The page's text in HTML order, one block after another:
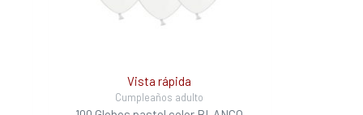
Vista rápida
Cumpleaños adulto